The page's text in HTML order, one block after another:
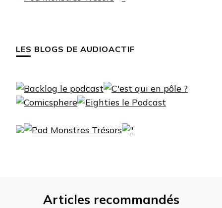
LES BLOGS DE AUDIOACTIF
Articles recommandés